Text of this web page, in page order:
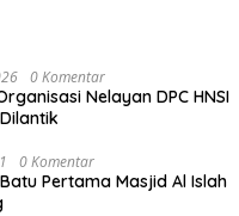
0 Komentar
Nelayan DPC HNSI
0 Komentar
Pertama Masjid Al Islah